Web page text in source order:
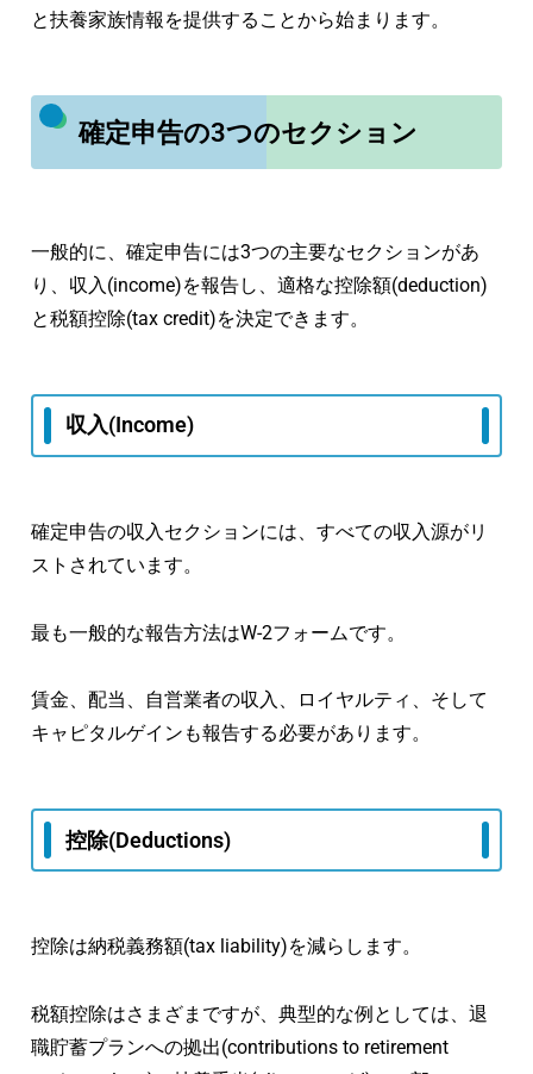
と扶養家族情報を提供することから始まります。
確定申告の3つのセクション
一般的に、確定申告には3つの主要なセクションがあ
り、収入(income)を報告し、適格な控除額(deduction)
と税額控除(tax credit)を決定できます。
収入(Income)
確定申告の収入セクションには、すべての収入源がリ
ストされています。
最も一般的な報告方法はW-2フォームです。
賃金、配当、自営業者の収入、ロイヤルティ、そして
キャピタルゲインも報告する必要があります。
控除(Deductions)
控除は納税義務額(tax liability)を減らします。
税額控除はさまざまですが、典型的な例としては、退
職貯蓄プランへの拠出(contributions to retirement